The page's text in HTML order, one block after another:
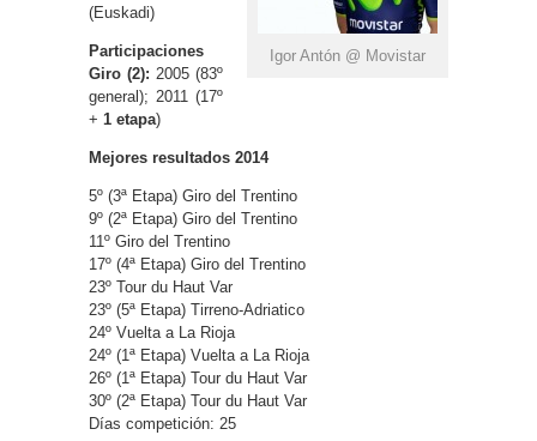
Igor Antón @ Movistar
(Euskadi)
Participaciones
Giro (2): 2005 (83º
general); 2011 (17º
+ 1 etapa)
Mejores resultados 2014
5º (3ª Etapa) Giro del Trentino
9º (2ª Etapa) Giro del Trentino
11º Giro del Trentino
17º (4ª Etapa) Giro del Trentino
23º Tour du Haut Var
23º (5ª Etapa) Tirreno-Adriatico
24º Vuelta a La Rioja
24º (1ª Etapa) Vuelta a La Rioja
26º (1ª Etapa) Tour du Haut Var
30º (2ª Etapa) Tour du Haut Var
Días competición: 25